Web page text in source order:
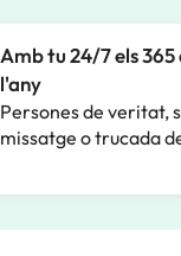
Amb tu 24/7 els 365
l'any
Persones de veritat,
missatge o trucada